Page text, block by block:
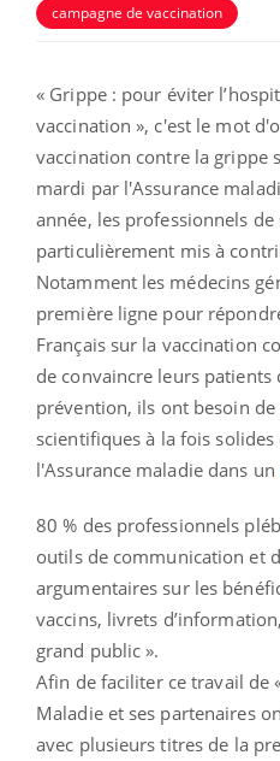
campagne de vaccination
« Grippe : pour éviter
vaccination », c'est le mot
vaccination contre la grippe
mardi par l'Assurance
année, les professionnels
particulièrement mis à
Notamment les médecins
première ligne pour
Français sur la vaccination
de convaincre leurs patients
prévention, ils ont besoin
scientifiques à la fois
l'Assurance maladie dans un
80 % des professionnels
outils de communication et
argumentaires sur les
vaccins, livrets
grand public ».
Afin de faciliter ce travail de
Maladie et ses partenaires
avec plusieurs titres de la